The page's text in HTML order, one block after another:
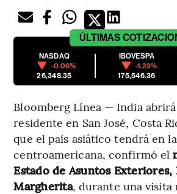
ÚLTIMAS
NASDAQ
-0.06%
26,348.35
IBOVESPA
-1.23%
175,546.36
Bloomberg Línea — India abrirá
residente en San José, Costa
que el país asiático tendrá en
centroamericana, confirmó el
Estado de Asuntos Exteriores,
Margherita, durante una visita